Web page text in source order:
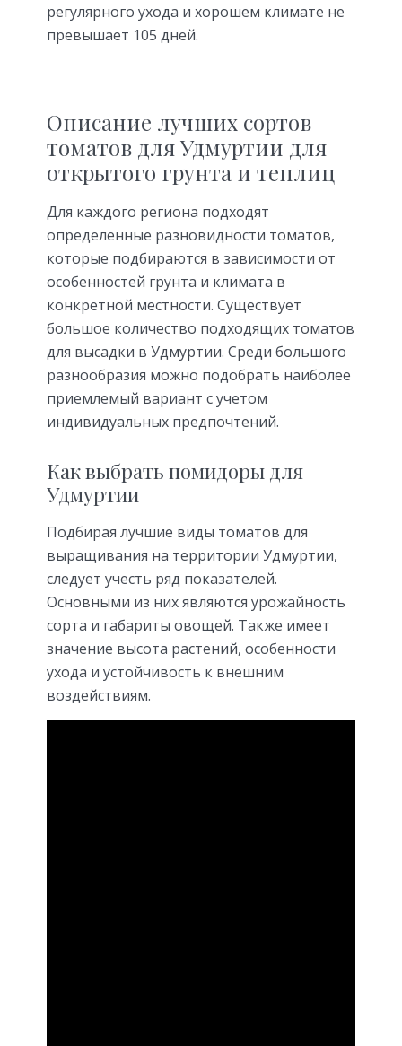
регулярного ухода и хорошем климате не
превышает 105 дней.
Описание лучших сортов
томатов для Удмуртии для
открытого грунта и теплиц
Для каждого региона подходят
определенные разновидности томатов,
которые подбираются в зависимости от
особенностей грунта и климата в
конкретной местности. Существует
большое количество подходящих томатов
для высадки в Удмуртии. Среди большого
разнообразия можно подобрать наиболее
приемлемый вариант с учетом
индивидуальных предпочтений.
Как выбрать помидоры для
Удмуртии
Подбирая лучшие виды томатов для
выращивания на территории Удмуртии,
следует учесть ряд показателей.
Основными из них являются урожайность
сорта и габариты овощей. Также имеет
значение высота растений, особенности
ухода и устойчивость к внешним
воздействиям.